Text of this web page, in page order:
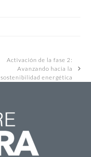
Activación de la fase 2:
Avanzando hacia la
sostenibilidad energética